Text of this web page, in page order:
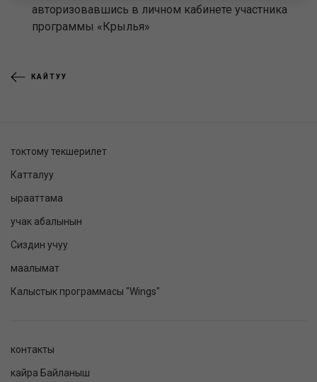
авторизовавшись в личном кабинете участника
программы «Крылья»
КАЙТУУ
токтому текшерилет
Катталуу
ырааттама
учак абалынын
Сиздин учуу
маалымат
Калыстык программасы "Wings"
контакты
кайра Байланыш